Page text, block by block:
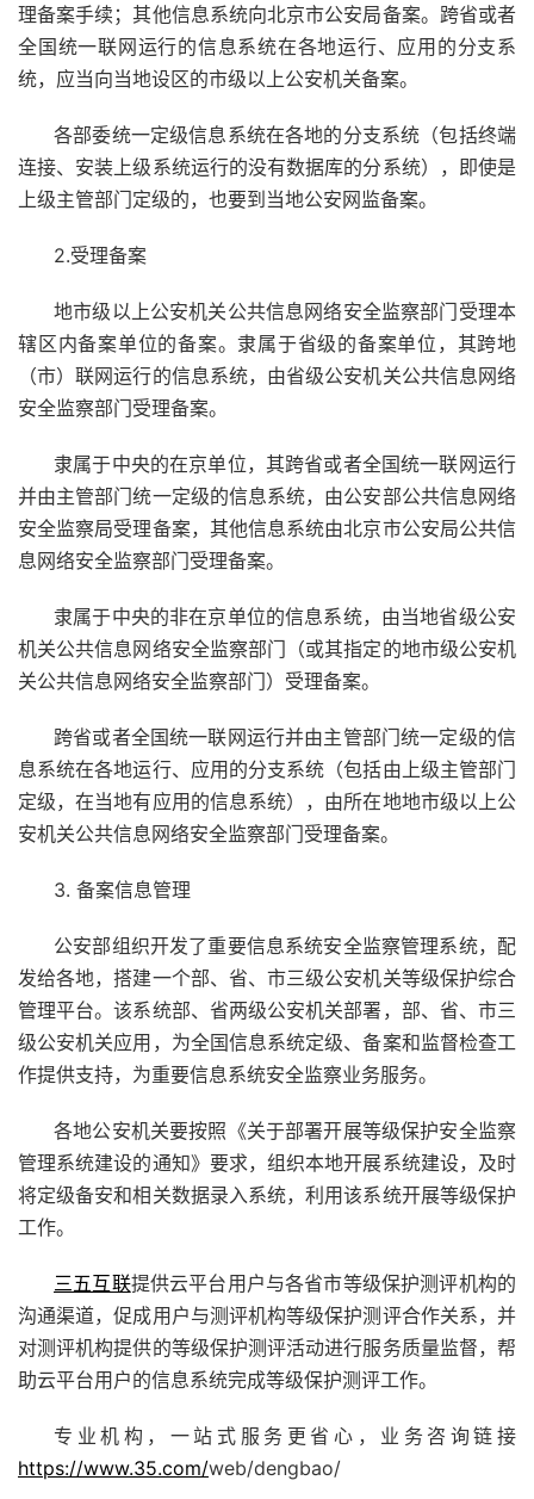
理备案手续；其他信息系统向北京市公安局备案。跨省或者
全国统一联网运行的信息系统在各地运行、应用的分支系
统，应当向当地设区的市级以上公安机关备案。
各部委统一定级信息系统在各地的分支系统（包括终端
连接、安装上级系统运行的没有数据库的分系统），即使是
上级主管部门定级的，也要到当地公安网监备案。
2.受理备案
地市级以上公安机关公共信息网络安全监察部门受理本
辖区内备案单位的备案。隶属于省级的备案单位，其跨地
（市）联网运行的信息系统，由省级公安机关公共信息网络
安全监察部门受理备案。
隶属于中央的在京单位，其跨省或者全国统一联网运行
并由主管部门统一定级的信息系统，由公安部公共信息网络
安全监察局受理备案，其他信息系统由北京市公安局公共信
息网络安全监察部门受理备案。
隶属于中央的非在京单位的信息系统，由当地省级公安
机关公共信息网络安全监察部门（或其指定的地市级公安机
关公共信息网络安全监察部门）受理备案。
跨省或者全国统一联网运行并由主管部门统一定级的信
息系统在各地运行、应用的分支系统（包括由上级主管部门
定级，在当地有应用的信息系统），由所在地地市级以上公
安机关公共信息网络安全监察部门受理备案。
3. 备案信息管理
公安部组织开发了重要信息系统安全监察管理系统，配
发给各地，搭建一个部、省、市三级公安机关等级保护综合
管理平台。该系统部、省两级公安机关部署，部、省、市三
级公安机关应用，为全国信息系统定级、备案和监督检查工
作提供支持，为重要信息系统安全监察业务服务。
各地公安机关要按照《关于部署开展等级保护安全监察
管理系统建设的通知》要求，组织本地开展系统建设，及时
将定级备安和相关数据录入系统，利用该系统开展等级保护
工作。
三五互联提供云平台用户与各省市等级保护测评机构的
沟通渠道，促成用户与测评机构等级保护测评合作关系，并
对测评机构提供的等级保护测评活动进行服务质量监督，帮
助云平台用户的信息系统完成等级保护测评工作。
专业机构，一站式服务更省心，业务咨询链接
https://www.35.com/web/dengbao/